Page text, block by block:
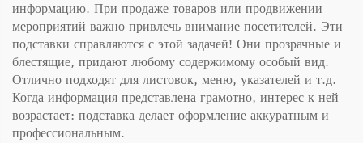
информацию. При продаже товаров или продвижении
мероприятий важно привлечь внимание посетителей. Эти
подставки справляются с этой задачей! Они прозрачные и
блестящие, придают любому содержимому особый вид.
Отлично подходят для листовок, меню, указателей и т.д.
Когда информация представлена грамотно, интерес к ней
возрастает: подставка делает оформление аккуратным и
профессиональным.